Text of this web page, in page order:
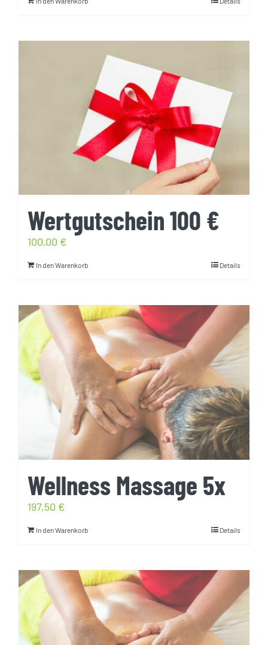
Wertgutschein 100 €
100,00 €
In den Warenkorb Details
Wellness Massage 5x
197,50 €
In den Warenkorb Details